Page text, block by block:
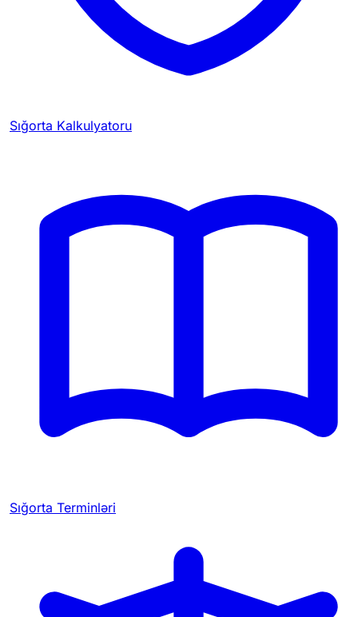
Sığorta Kalkulyatoru
Sığorta Terminləri